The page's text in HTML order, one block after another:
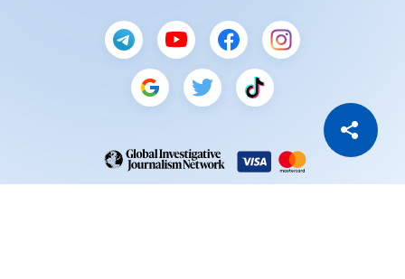
Copiază Link